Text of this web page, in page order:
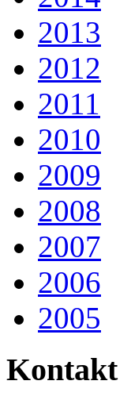
2013
2012
2011
2010
2009
2008
2007
2006
2005
Kontakt